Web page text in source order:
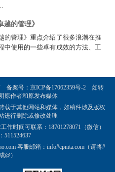
越的管理》
的管理》重点介绍了很多浪潮在推
中使用的一些卓有成效的方法、工
备案号： 京ICP备17062359号-2如转
原作者和原发布媒体
载于其他网站和媒体，如稿件涉及版权
进行删除或修改处理
作时间可联系：18701278071（微信）
511524637
客服邮箱：info#cpmta.com（请将#
@）